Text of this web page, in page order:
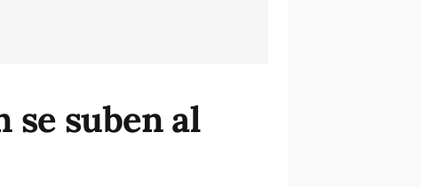
se suben al